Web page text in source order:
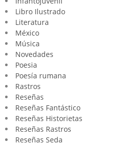
Libro Ilustrado
Literatura
México
Música
Novedades
Poesia
Poesía rumana
Rastros
Reseñas
Reseñas Fantástico
Reseñas Historietas
Reseñas Rastros
Reseñas Seda